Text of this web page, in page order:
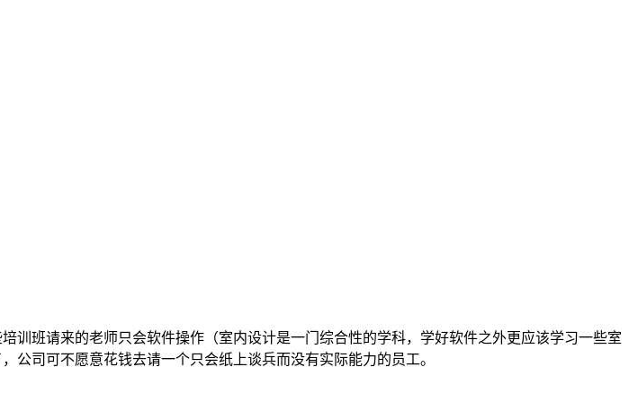
班请来的老师只会软件操作（室内设计是一门综合性的学科，学好软件之外更应该学习一些室
公司可不愿意花钱去请一个只会纸上谈兵而没有实际能力的员工。